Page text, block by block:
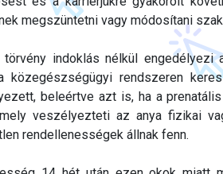
megszüntetni vagy módosítani
törvény indoklás nélkül
közegészségügyi rendszeren
beleértve azt is, ha a
veszélyezteti az anya fizikai
rendellenességek állnak fenn.